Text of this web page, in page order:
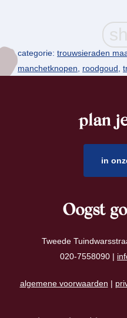
categorie: trouwsieraden
manchetknopen, roodgoud,
plan
in
Oogst
Tweede
020-7558090 |
algemene voorwaarden |